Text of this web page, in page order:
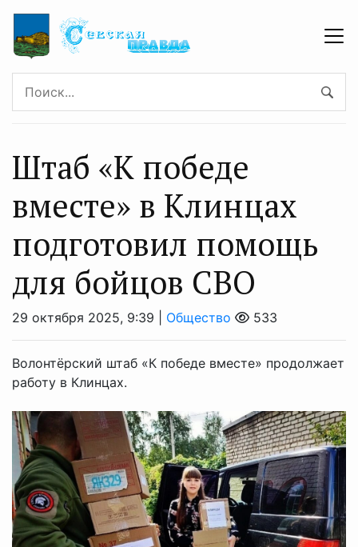
Штаб «К победе
вместе» в Клинцах
подготовил помощь
для бойцов СВО
29 октября 2025, 9:39 | Общество 533
Волонтёрский штаб «К победе вместе» продолжает
работу в Клинцах.